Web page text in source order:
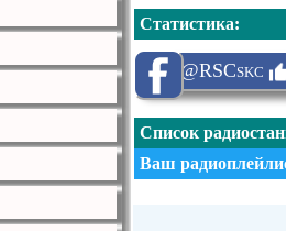
Статистика:
@RSCskc
Список
Ваш